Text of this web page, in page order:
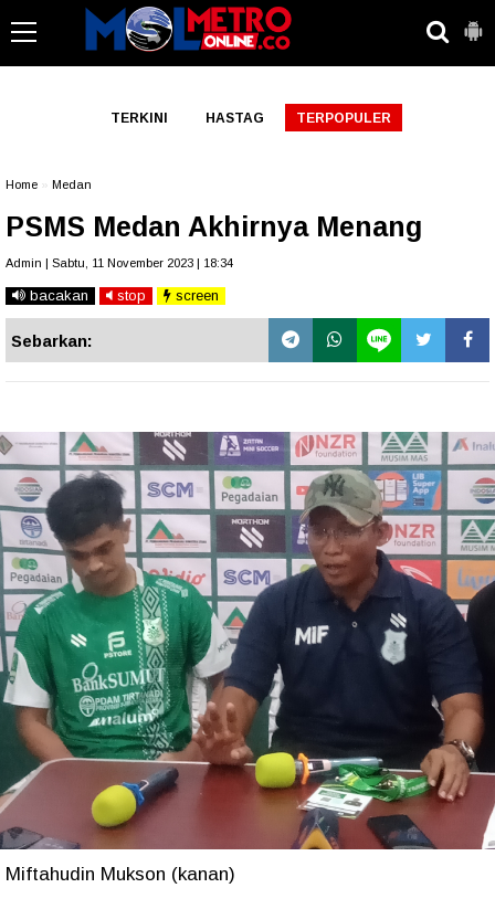
TERKINI HASTAG TERPOPULER
Home Medan
PSMS Medan Akhirnya Menang
Admin | Sabtu, 11 November 2023 | 18:34
bacakan stop screen
Sebarkan:
Miftahudin Mukson (kanan)